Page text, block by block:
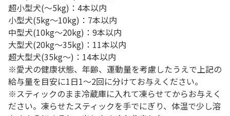
超小型犬(～5kg)：4本以内
小型犬(5kg～10kg)：7本以内
中型犬(10kg～20kg)：9本以内
大型犬(20kg～35kg)：11本以内
超大型犬(35kg～)：14本以内
※愛犬の健康状態、年齢、運動量を考慮したうえで上記の
給与量を目安に1日1～2回に分けてお与えください。
※スティックのまま冷蔵庫に入れて凍らせてからお与えく
ださい。凍らせたスティックを手でにぎり、体温で少し溶